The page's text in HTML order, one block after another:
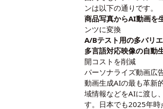
ンは以下の通りです。
商品写真からAI動画を
ンツに変換
A/Bテスト用の多バリ
多言語対応映像の自動
開コストを削減
パーソナライズ動画広
動画生成AIの最も革新
域情報などをAIに渡し
す。日本でも2025年時